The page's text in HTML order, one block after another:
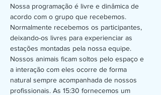
Nossa programação é livre e dinâmica de
acordo com o grupo que recebemos.
Normalmente recebemos os participantes,
deixando-os livres para experienciar as
estações montadas pela nossa equipe.
Nossos animais ficam soltos pelo espaço e
a interação com eles ocorre de forma
natural sempre acompanhada de nossos
profissionais. As 15:30 fornecemos um